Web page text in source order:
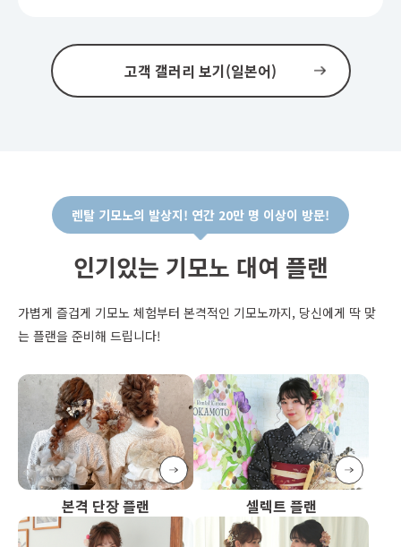
고객 갤러리 보기(일본어)
렌탈 기모노의 발상지! 연간 20만 명 이상이 방문!
인기있는 기모노 대여 플랜
가볍게 즐겁게 기모노 체험부터 본격적인 기모노까지, 당신에게 딱 맞
는 플랜을 준비해 드립니다!
본격 단장 플랜 셀렉트 플랜